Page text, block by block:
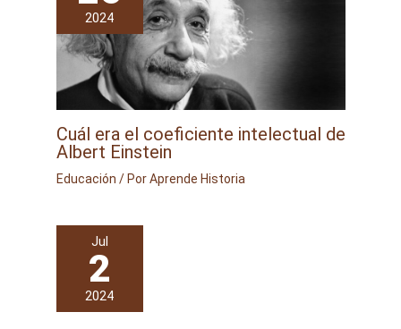
2024
Cuál era el coeficiente intelectual de
Albert Einstein
Educación / PorAprende Historia
Jul
2
2024